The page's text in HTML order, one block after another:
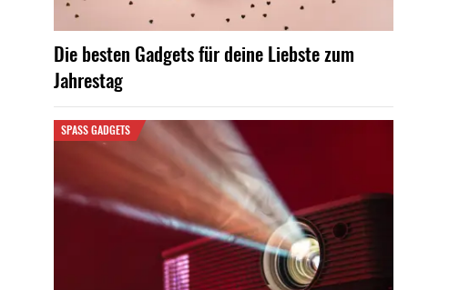
Die besten Gadgets für deine Liebste zum
Jahrestag
SPASS GADGETS